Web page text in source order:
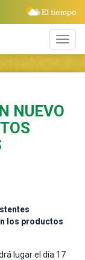
NUEVO
los productos
lugar el día 17